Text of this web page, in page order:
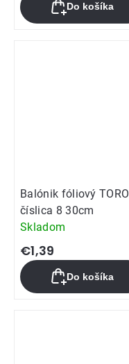
Do košíka
Balónik fóliový TORO
číslica 8 30cm
Skladom
€1,39
Do košíka